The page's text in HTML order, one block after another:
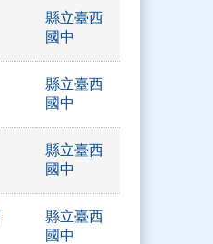
縣立臺西
國中
縣立臺西
國中
縣立臺西
國中
縣立臺西
國中